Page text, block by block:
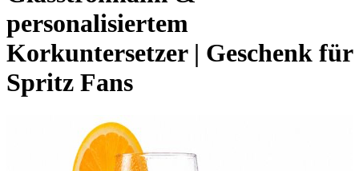
personalisiertem
Korkuntersetzer | Geschenk für
Spritz Fans